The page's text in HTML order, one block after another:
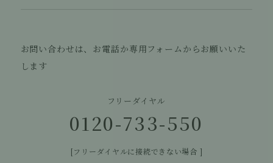
お問い合わせは、お電話か専用フォームからお願いいた
します
フリーダイヤル
0120-733-550
[フリーダイヤルに接続できない場合 ]